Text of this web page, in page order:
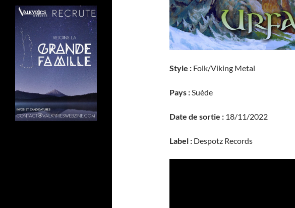
Style : Folk/Viking Metal
Pays :Suède
Date de sortie : 18/11/2022
Label : Despotz Records